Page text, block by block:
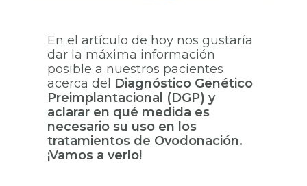
En el artículo de hoy nos gustaría
dar la máxima información
posible a nuestros pacientes
acerca del Diagnóstico Genético
Preimplantacional (DGP) y
aclarar en qué medida es
necesario su uso en los
tratamientos de Ovodonación.
¡Vamos a verlo!